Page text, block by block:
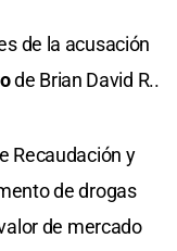
de la acusación
de Brian David R..
Recaudación y
de drogas
de mercado